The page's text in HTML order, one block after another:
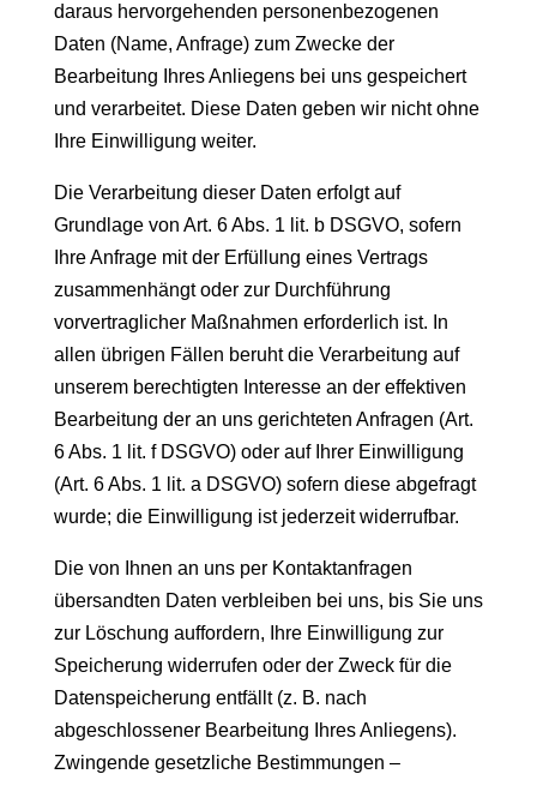
daraus hervorgehenden personenbezogenen
Daten (Name, Anfrage) zum Zwecke der
Bearbeitung Ihres Anliegens bei uns gespeichert
und verarbeitet. Diese Daten geben wir nicht ohne
Ihre Einwilligung weiter.
Die Verarbeitung dieser Daten erfolgt auf
Grundlage von Art. 6 Abs. 1 lit. b DSGVO, sofern
Ihre Anfrage mit der Erfüllung eines Vertrags
zusammenhängt oder zur Durchführung
vorvertraglicher Maßnahmen erforderlich ist. In
allen übrigen Fällen beruht die Verarbeitung auf
unserem berechtigten Interesse an der effektiven
Bearbeitung der an uns gerichteten Anfragen (Art.
6 Abs. 1 lit. f DSGVO) oder auf Ihrer Einwilligung
(Art. 6 Abs. 1 lit. a DSGVO) sofern diese abgefragt
wurde; die Einwilligung ist jederzeit widerrufbar.
Die von Ihnen an uns per Kontaktanfragen
übersandten Daten verbleiben bei uns, bis Sie uns
zur Löschung auffordern, Ihre Einwilligung zur
Speicherung widerrufen oder der Zweck für die
Datenspeicherung entfällt (z. B. nach
abgeschlossener Bearbeitung Ihres Anliegens).
Zwingende gesetzliche Bestimmungen –